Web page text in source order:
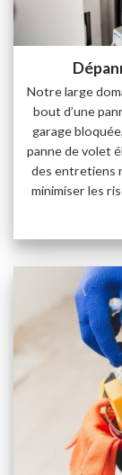
Notre large
bout d’une
garage
panne de volet
des entretiens
minimiser les